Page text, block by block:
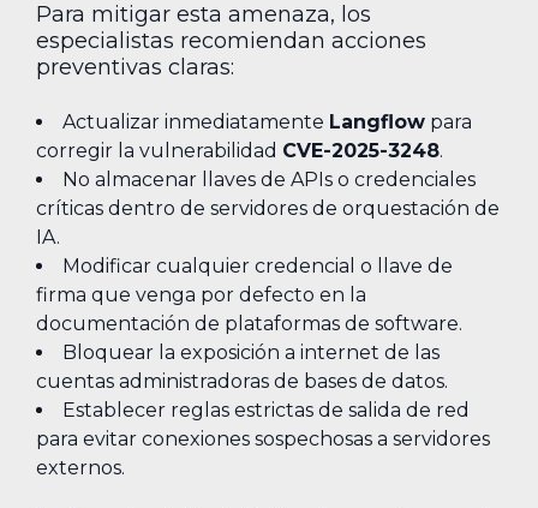
Para mitigar esta amenaza, los
especialistas recomiendan acciones
preventivas claras:
Actualizar inmediatamente Langflow para
corregir la vulnerabilidad CVE-2025-3248.
No almacenar llaves de APIs o credenciales
críticas dentro de servidores de orquestación de
IA.
Modificar cualquier credencial o llave de
firma que venga por defecto en la
documentación de plataformas de software.
Bloquear la exposición a internet de las
cuentas administradoras de bases de datos.
Establecer reglas estrictas de salida de red
para evitar conexiones sospechosas a servidores
externos.